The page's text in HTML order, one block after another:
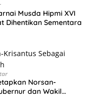
Musda Hipmi XVI
Dihentikan Sementara
Norsan-
dan Wakil